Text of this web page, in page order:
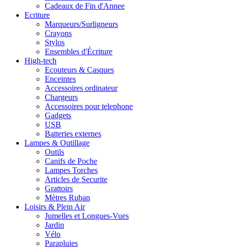
Cadeaux de Fin d'Annee
Ecriture
Marqueurs/Surligneurs
Crayons
Stylos
Ensembles d'Écriture
High-tech
Ecouteurs & Casques
Enceintes
Accessoires ordinateur
Chargeurs
Accessoires pour telephone
Gadgets
USB
Batteries externes
Lampes & Outillage
Outils
Canifs de Poche
Lampes Torches
Articles de Securite
Grattoirs
Mètres Ruban
Loisirs & Plein Air
Jumelles et Longues-Vues
Jardin
Vélo
Parapluies